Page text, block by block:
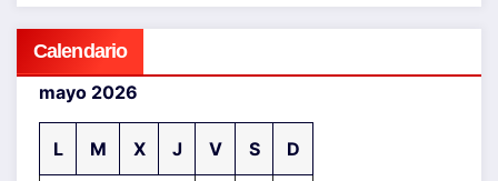
Calendario
mayo 2026
L M X J V S D